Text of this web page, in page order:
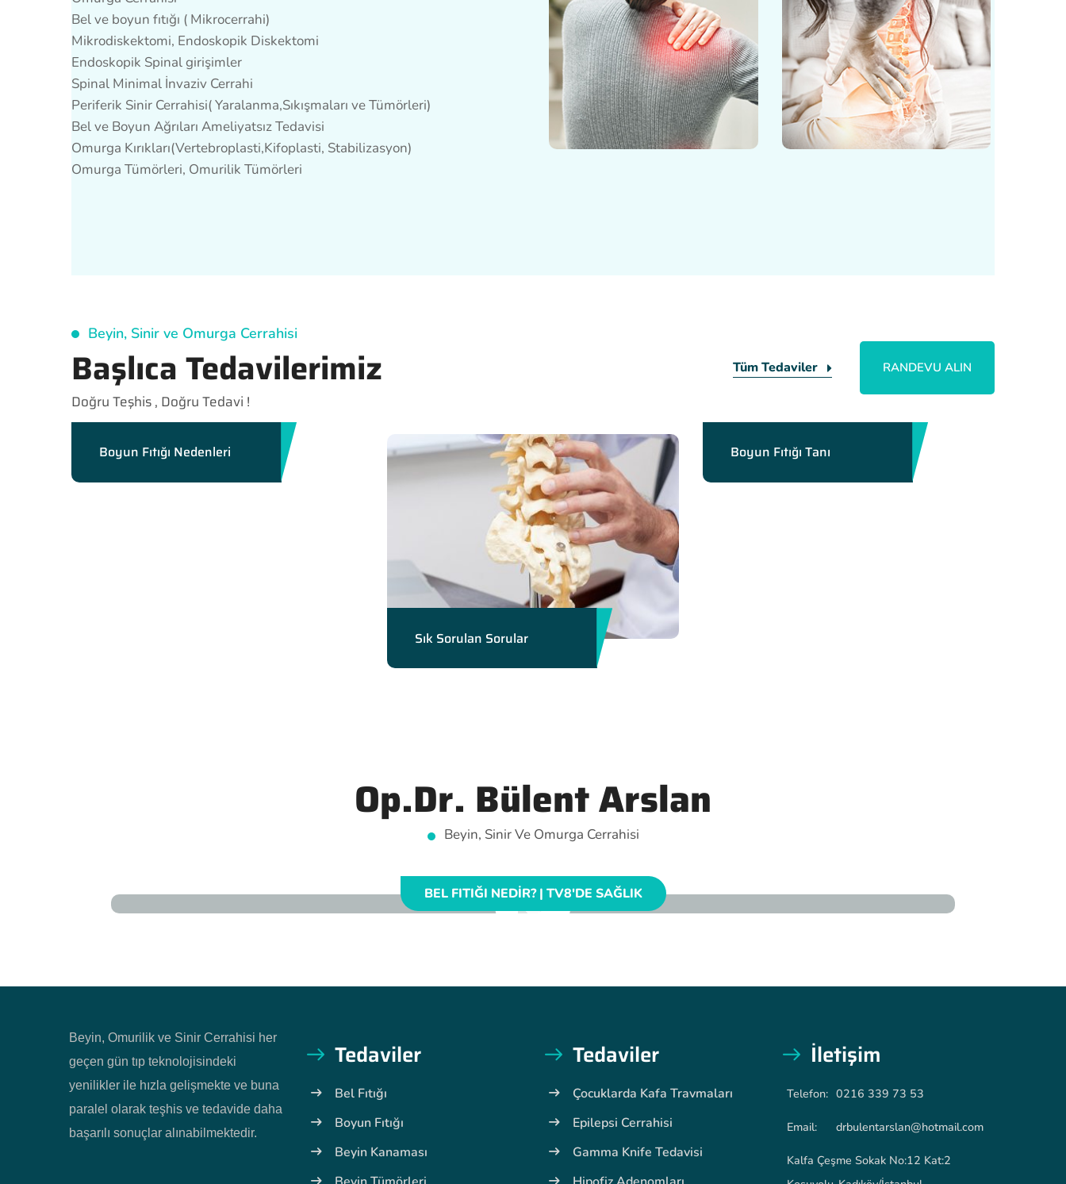
Bel ve boyun fıtığı ( Mikrocerrahi)
Mikrodiskektomi, Endoskopik Diskektomi
Endoskopik Spinal girişimler
Spinal Minimal İnvaziv Cerrahi
Periferik Sinir Cerrahisi( Yaralanma,Sıkışmaları ve Tümörleri)
Bel ve Boyun Ağrıları Ameliyatsız Tedavisi
Omurga Kırıkları(Vertebroplasti,Kifoplasti, Stabilizasyon)
Omurga Tümörleri, Omurilik Tümörleri
Beyin, Sinir ve Omurga Cerrahisi
Başlıca Tedavilerimiz
Doğru Teşhis , Doğru Tedavi !
Tüm Tedaviler RANDEVU ALIN
Boyun Fıtığı Nedenleri
Sık Sorulan Sorular
Boyun Fıtığı Tanı
Op.Dr. Bülent Arslan
Beyin, Sinir Ve Omurga Cerrahisi
BEL FITIĞI NEDIR? | TV8'DE SAĞLIK
Beyin, Omurilik ve Sinir Cerrahisi her
geçen gün tıp teknolojisindeki
yenilikler ile hızla gelişmekte ve buna
paralel olarak teşhis ve tedavide daha
başarılı sonuçlar alınabilmektedir.
Tedaviler
Bel Fıtığı
Boyun Fıtığı
Beyin Kanaması
Tedaviler
Çocuklarda Kafa Travmaları
Epilepsi Cerrahisi
Gamma Knife Tedavisi
İletişim
Telefon: 0216 339 73 53
Email: drbulentarslan@hotmail.com
Kalfa Çeşme Sokak No:12 Kat:2